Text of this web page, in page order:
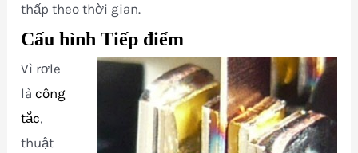
thấp theo thời gian.
Cấu hình Tiếp điểm
Vì rơle
làcông
tắc,
thuật